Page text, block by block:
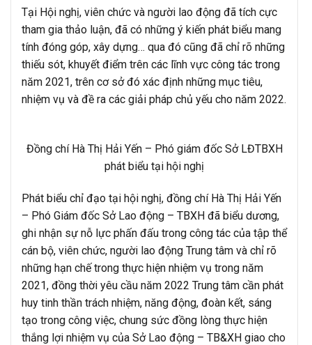
Tại Hội nghị, viên chức và người lao động đã tích cực
tham gia thảo luận, đã có những ý kiến phát biểu mang
tính đóng góp, xây dựng… qua đó cũng đã chỉ rõ những
thiếu sót, khuyết điểm trên các lĩnh vực công tác trong
năm 2021, trên cơ sở đó xác định những mục tiêu,
nhiệm vụ và đề ra các giải pháp chủ yếu cho năm 2022.
Đồng chí Hà Thị Hải Yến – Phó giám đốc Sở LĐTBXH
phát biểu tại hội nghị
Phát biểu chỉ đạo tại hội nghị, đồng chí Hà Thị Hải Yến
– Phó Giám đốc Sở Lao động – TBXH đã biểu dương,
ghi nhận sự nỗ lực phấn đấu trong công tác của tập thể
cán bộ, viên chức, người lao động Trung tâm và chỉ rõ
những hạn chế trong thực hiện nhiệm vụ trong năm
2021, đồng thời yêu cầu năm 2022 Trung tâm cần phát
huy tinh thần trách nhiệm, năng động, đoàn kết, sáng
tạo trong công việc, chung sức đồng lòng thực hiện
thắng lợi nhiệm vụ của Sở Lao động – TB&XH giao cho